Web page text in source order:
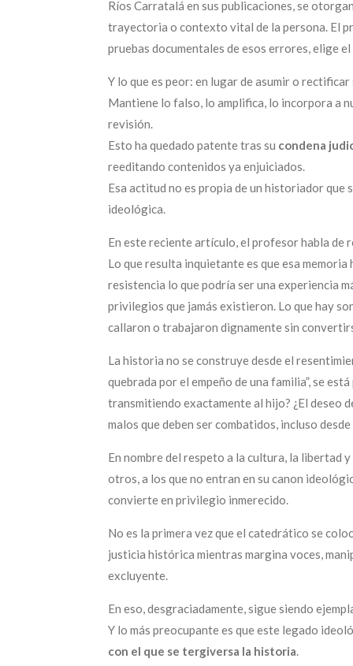
Ríos Carratalá en sus publicaciones, se
trayectoria o contexto vital de la persona. El
pruebas documentales de esos errores, elige
Y lo que es peor: en lugar de asumir o
Mantiene lo falso, lo amplifica, lo incorpora a
revisión.
Esto ha quedado patente tras su condena
reeditando contenidos ya enjuiciados.
Esa actitud no es propia de un historiador que
ideológica.
En este reciente artículo, el profesor habla de
Lo que resulta inquietante es que esa
resistencia lo que podría ser una experiencia
privilegios que jamás existieron. Lo que hay
callaron o trabajaron dignamente sin
La historia no se construye desde el
quebrada por el empeño de una familia”, se
transmitiendo exactamente al hijo? ¿El deseo
malos que deben ser combatidos, incluso
En nombre del respeto a la cultura, la libertad
otros, a los que no entran en su canon
convierte en privilegio inmerecido.
No es la primera vez que el catedrático se
justicia histórica mientras margina voces,
excluyente.
En eso, desgraciadamente, sigue siendo
Y lo más preocupante es que este legado
con el que se tergiversa la historia.